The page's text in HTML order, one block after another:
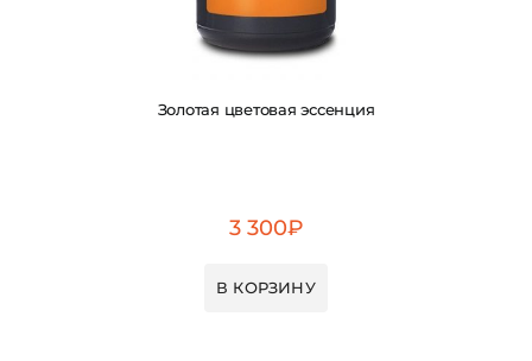
Золотая цветовая эссенция
3 300₽
В КОРЗИНУ